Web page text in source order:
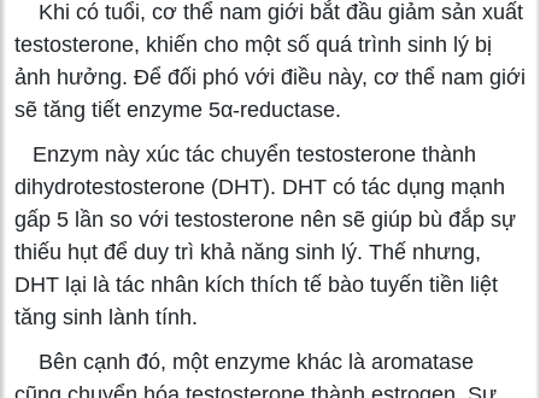
Khi có tuổi, cơ thể nam giới bắt đầu giảm sản xuất
testosterone, khiến cho một số quá trình sinh lý bị
ảnh hưởng. Để đối phó với điều này, cơ thể nam giới
sẽ tăng tiết enzyme 5α-reductase.
Enzym này xúc tác chuyển testosterone thành
dihydrotestosterone (DHT). DHT có tác dụng mạnh
gấp 5 lần so với testosterone nên sẽ giúp bù đắp sự
thiếu hụt để duy trì khả năng sinh lý. Thế nhưng,
DHT lại là tác nhân kích thích tế bào tuyến tiền liệt
tăng sinh lành tính.
Bên cạnh đó, một enzyme khác là aromatase